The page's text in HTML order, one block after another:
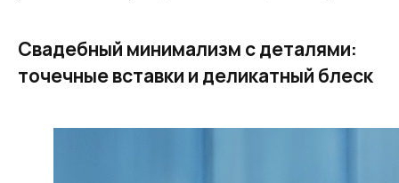
Свадебный минимализм с деталями:
точечные вставки и деликатный блеск